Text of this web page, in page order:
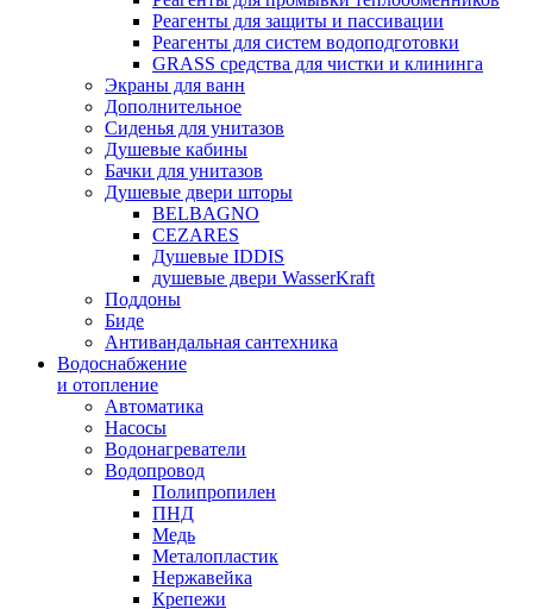
Реагенты для защиты и пассивации
Реагенты для систем водоподготовки
GRASS средства для чистки и клининга
Экраны для ванн
Дополнительное
Сиденья для унитазов
Душевые кабины
Бачки для унитазов
Душевые двери шторы
BELBAGNO
CEZARES
Душевые IDDIS
душевые двери WasserKraft
Поддоны
Биде
Антивандальная сантехника
Водоснабжение
и отопление
Автоматика
Насосы
Водонагреватели
Водопровод
Полипропилен
ПНД
Медь
Металопластик
Нержавейка
Крепежи